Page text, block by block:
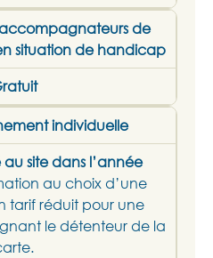
de
situation de handicap
individuelle
au site dans l’année
au choix d’une
tarif réduit pour une
le détenteur de la